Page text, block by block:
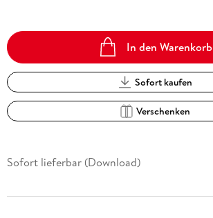
In den Warenkorb
Sofort kaufen
Verschenken
Sofort lieferbar (Download)